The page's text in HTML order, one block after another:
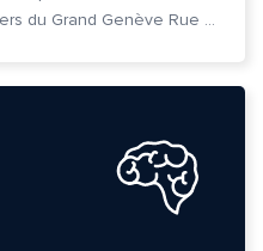
Cité des Métiers du Grand Genève Rue Prévost-Martin 6 1205 Genève